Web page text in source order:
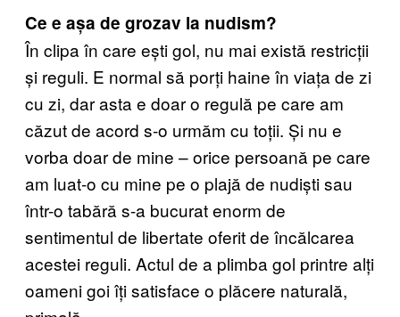
Ce e așa de grozav la nudism?
În clipa în care ești gol, nu mai există restricții
și reguli. E normal să porți haine în viața de zi
cu zi, dar asta e doar o regulă pe care am
căzut de acord s-o urmăm cu toții. Și nu e
vorba doar de mine – orice persoană pe care
am luat-o cu mine pe o plajă de nudiști sau
într-o tabără s-a bucurat enorm de
sentimentul de libertate oferit de încălcarea
acestei reguli. Actul de a plimba gol printre alți
oameni goi îți satisface o plăcere naturală,